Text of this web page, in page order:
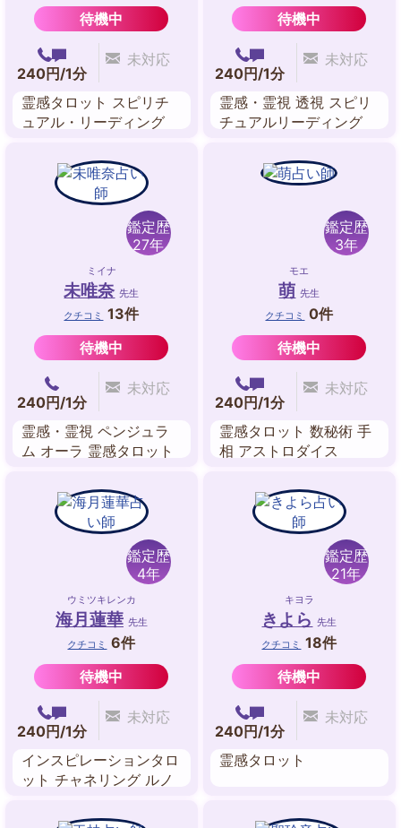
待機中
240円/1分
未対応
霊感タロット スピリチ
ュアル・リーディング
待機中
240円/1分
未対応
霊感・霊視 透視 スピリ
チュアルリーディング
ディング ブロック解除
前世鑑定 波動修正
鑑定歴
27年
ミイナ
未唯奈 先生
クチコミ
13件
待機中
240円/1分
未対応
霊感・霊視 ペンジュラ
ム オーラ 霊感タロット
鑑定歴
3年
モエ
萌 先生
クチコミ
0件
待機中
240円/1分
未対応
霊感タロット 数秘術 手
相 アストロダイス
鑑定歴
4年
ウミツキレンカ
海月蓮華 先生
クチコミ
6件
待機中
240円/1分
未対応
インスピレーションタロ
ット チャネリング ルノ
鑑定歴
21年
キヨラ
きよら 先生
クチコミ
18件
待機中
240円/1分
未対応
霊感タロット